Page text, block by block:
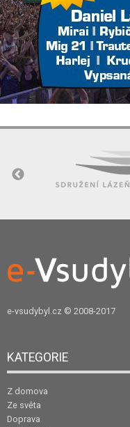
e-vsudybyl.cz © 2008-2017
KATEGORIE
Z domova
Ze světa
Doprava